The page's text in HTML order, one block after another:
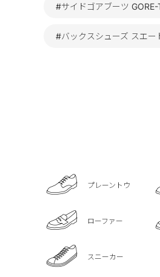
#サイドゴアブーツ GORE-
#バックスシューズ スエー
プレーントウ
ローファー
スニーカー